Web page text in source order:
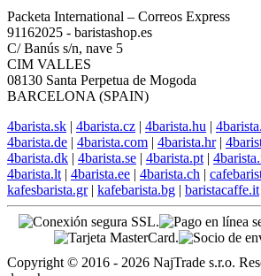
Packeta International – Correos Express
91162025 - baristashop.es
C/ Banús s/n, nave 5
CIM VALLES
08130 Santa Perpetua de Mogoda
BARCELONA (SPAIN)
4barista.sk | 4barista.cz | 4barista.hu |
4barista.de | 4barista.com | 4barista.hr|
4barista.dk | 4barista.se | 4barista.pt |
4barista.lt | 4barista.ee | 4barista.ch |
kafesbarista.gr| kafebarista.bg | baristacaffe.it
Copyright © 2016 - 2026 NajTrade s.r.o.